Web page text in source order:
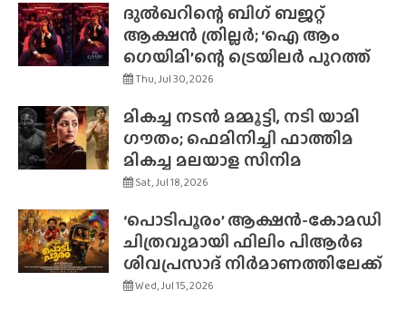
ദുൽഖറിന്റെ ബിഗ് ബജറ്റ്
ആക്ഷൻ ത്രില്ലർ; ‘ഐ ആം
ഗെയിമി’ന്റെ ട്രെയിലർ പുറത്ത്
Thu, Jul 30, 2026
മികച്ച നടൻ മമ്മൂട്ടി, നടി യാമി
ഗൗതം; ഫെമിനിച്ചി ഫാത്തിമ
മികച്ച മലയാള സിനിമ
Sat, Jul 18, 2026
‘പൊടിപൂരം’ ആക്ഷൻ-കോമഡി
ചിത്രവുമായി ഫിലിം പിആർഒ
ശിവപ്രസാദ് നിർമാണത്തിലേക്ക്
Wed, Jul 15, 2026